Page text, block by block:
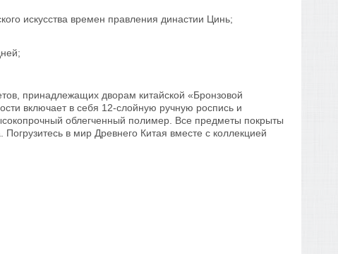
искусства времен правления династии Цинь;
принадлежащих дворам китайской «Бронзовой
включает в себя 12-слойную ручную роспись и
облегченный полимер. Все предметы покрыты
в мир Древнего Китая вместе с коллекцией